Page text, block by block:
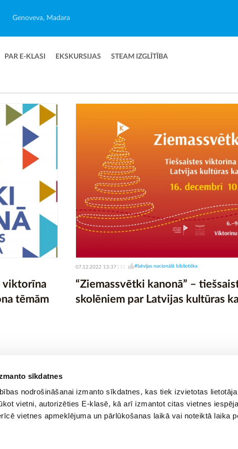
sīkdatnes
nodrošināšanai izmanto sīkdatnes, kas tiek izvietotas
vietni, autorizēties E-klasē, kā arī izmantot citas vietnes
vietnes apmeklējuma un pārlūkošanas laikā vai noteiktā laika
Genoveva, Madara
PAR E-KLASI EKSKURSIJAS STEAM IZGLĪTĪBA
viktorīna
tēmām
07.12.2022 13:37132 #latvijas nacionālā bibliotēka
“Ziemassvētki kanonā” –
skolēniem par Latvijas kultūras